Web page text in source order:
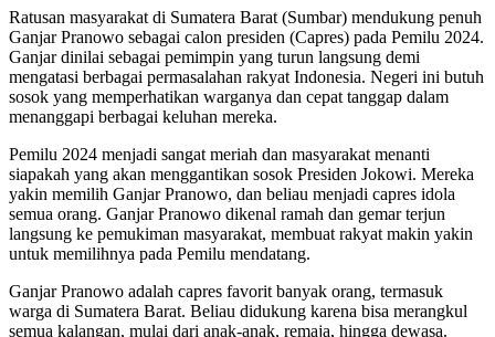
Ratusan masyarakat di Sumatera Barat (Sumbar) mendukung penuh
Ganjar Pranowo sebagai calon presiden (Capres) pada Pemilu 2024.
Ganjar dinilai sebagai pemimpin yang turun langsung demi
mengatasi berbagai permasalahan rakyat Indonesia. Negeri ini butuh
sosok yang memperhatikan warganya dan cepat tanggap dalam
menanggapi berbagai keluhan mereka.
Pemilu 2024 menjadi sangat meriah dan masyarakat menanti
siapakah yang akan menggantikan sosok Presiden Jokowi. Mereka
yakin memilih Ganjar Pranowo, dan beliau menjadi capres idola
semua orang. Ganjar Pranowo dikenal ramah dan gemar terjun
langsung ke pemukiman masyarakat, membuat rakyat makin yakin
untuk memilihnya pada Pemilu mendatang.
Ganjar Pranowo adalah capres favorit banyak orang, termasuk
warga di Sumatera Barat. Beliau didukung karena bisa merangkul
semua kalangan, mulai dari anak-anak, remaja, hingga dewasa.